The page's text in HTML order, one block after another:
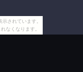
されています。
なくなります。